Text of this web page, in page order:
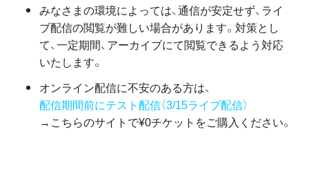
みなさまの環境によっては、通信が安定せず、ライ
ブ配信の閲覧が難しい場合があります。対策とし
て、一定期間、アーカイブにて閲覧できるよう対応
いたします。
オンライン配信に不安のある方は、
配信期間前にテスト配信（3/15ライブ配信）
→こちらのサイトで¥0チケットをご購入ください。